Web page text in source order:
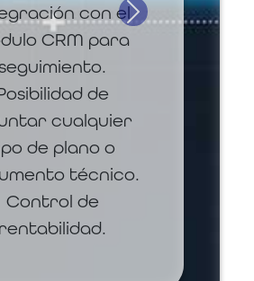
con el
CRM para
de
cualquier
de plano o
técnico.
Control de
rentabilidad.
Next